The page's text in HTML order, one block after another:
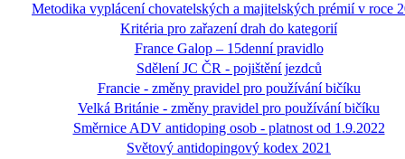
Metodika vyplácení chovatelských a majitelských prémií v roce
Kritéria pro zařazení drah do kategorií
France Galop – 15denní pravidlo
Sdělení JC ČR - pojištění jezdců
Francie - změny pravidel pro používání bičíku
Velká Británie - změny pravidel pro používání bičíku
Směrnice ADV antidoping osob - platnost od 1.9.2022
Světový antidopingový kodex 2021